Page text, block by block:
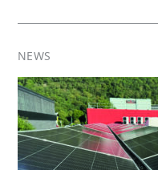
NEWS